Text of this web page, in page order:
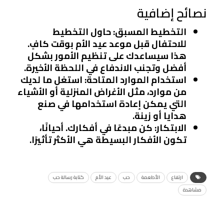
نصائح إضافية
التخطيط المسبق: حاول التخطيط
للاحتفال قبل موعد عيد الأم بوقت كافٍ.
هذا سيساعدك على تنظيم الأمور بشكل
أفضل وتجنب الاندفاع في اللحظة الأخيرة.
استخدام الموارد المتاحة: استغل ما لديك
من موارد، مثل الأغراض المنزلية أو الأشياء
التي يمكن إعادة استخدامها في صنع
هدايا أو زينة.
الابتكار: كن مبدعًا في أفكارك. أحيانًا،
تكون الأفكار البسيطة هي الأكثر تأثيرًا.
ارتفاع الأطعمة حب عيد الأم
كتابة رسالة حب
مشاهدة